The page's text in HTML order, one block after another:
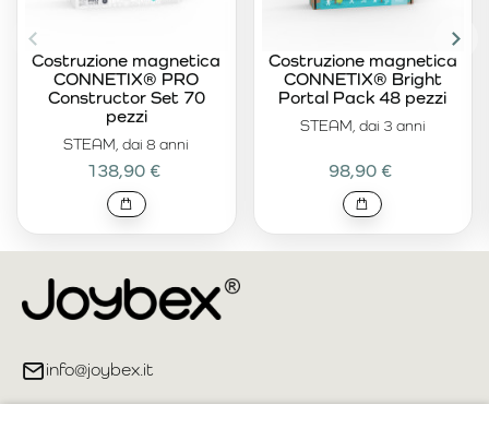
STEAM, dai 8 anni
Costruzione magnetica
CONNETIX® PRO
Constructor Set 70
pezzi
138,90 €
STEAM, dai 3 anni
Costruzione magnetica
CONNETIX® Bright
Portal Pack 48 pezzi
98,90 €
info@joybex.it